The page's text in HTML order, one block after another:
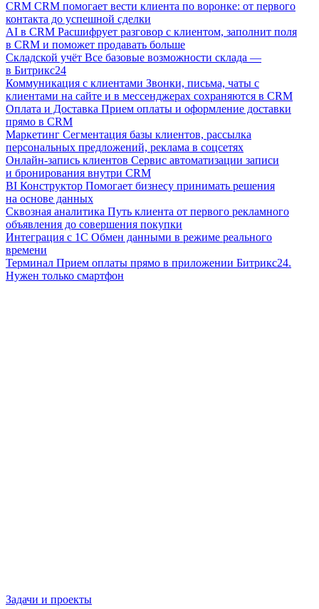
CRM CRM помогает вести клиента по воронке: от первого
контакта до успешной сделки
AI в CRM Расшифрует разговор с клиентом, заполнит поля
в CRM и поможет продавать больше
Складской учёт Все базовые возможности склада —
в Битрикс24
Коммуникация с клиентами Звонки, письма, чаты с
клиентами на сайте и в мессенджерах сохраняются в CRM
Оплата и Доставка Прием оплаты и оформление доставки
прямо в CRM
Маркетинг Сегментация базы клиентов, рассылка
персональных предложений, реклама в соцсетях
Онлайн-запись клиентов Сервис автоматизации записи
и бронирования внутри CRM
BI Конструктор Помогает бизнесу принимать решения
на основе данных
Сквозная аналитика Путь клиента от первого рекламного
объявления до совершения покупки
Интеграция с 1С Обмен данными в режиме реального
времени
Терминал Прием оплаты прямо в приложении Битрикс24.
Нужен только смартфон
Задачи и проекты